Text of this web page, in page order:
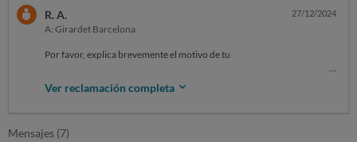
R. A.
A: Girardet Barcelona
27/12/2024
Por favor, explica brevemente el motivo de tu
reclamación
He comprado un abrigo en Girard Barcelona y no me queda bien ,
Además no tienen teléfono para llamarles y no me informan .
Ver reclamación completa
Mensajes (7)